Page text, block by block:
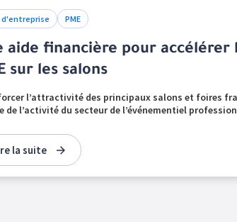
d'entreprise PME
aide financière pour accélérer
sur les salons
l’attractivité des principaux salons et foires
de l’activité du secteur de l’événementiel
la suite